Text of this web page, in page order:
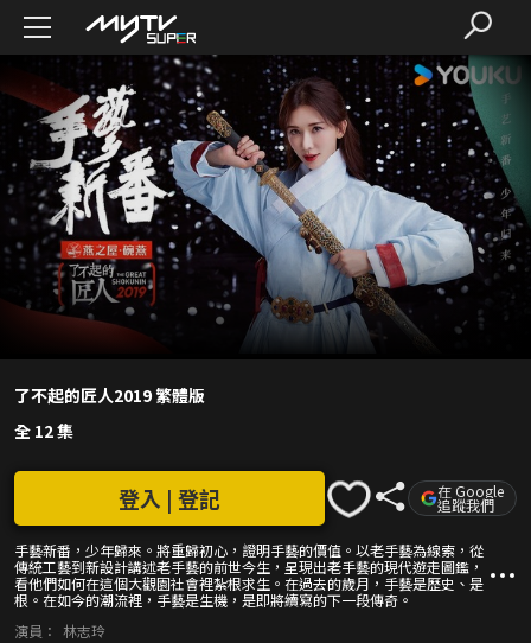
了不起的匠人2019 繁體版
全 12 集
手藝新番，少年歸來。將重歸初心，證明手藝的價值。以老手藝為線索，從
傳統工藝到新設計講述老手藝的前世今生，呈現出老手藝的現代遊走圖鑑，
看他們如何在這個大觀園社會裡紮根求生。在過去的歲月，手藝是歷史、是
根。在如今的潮流裡，手藝是生機，是即將續寫的下一段傳奇。
登入 | 登記 在 Google
追蹤我們
演員： 林志玲